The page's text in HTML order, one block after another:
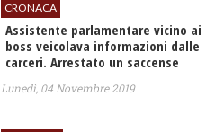
CRONACA
Assistente parlamentare vicino ai
boss veicolava informazioni dalle
carceri. Arrestato un saccense
Lunedì, 04 Novembre 2019